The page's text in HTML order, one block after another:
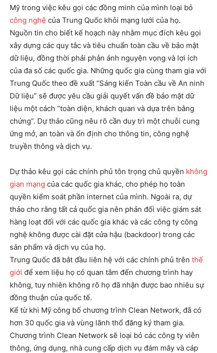
Mỹ trong việc kêu gọi các đồng minh của mình loại bỏ
công nghệ của Trung Quốc khỏi mạng lưới của họ.
Nguồn tin cho biết kế hoạch này nhằm mục đích kêu gọi
xây dựng các quy tắc và tiêu chuẩn toàn cầu về bảo mật
dữ liệu, đồng thời phải phản ánh nguyện vọng và lợi ích
của đa số các quốc gia. Những quốc gia cùng tham gia với
Trung Quốc theo đề xuất “Sáng kiến Toàn cầu về An ninh
Dữ liệu” sẽ được yêu cầu giải quyết vấn đề bảo mật dữ
liệu một cách “toàn diện, khách quan và dựa trên bằng
chứng”. Dự thảo cũng nêu rõ cần duy trì một chuỗi cung
ứng mở, an toàn và ổn định cho thông tin, công nghệ
truyền thông và dịch vụ.
Dự thảo kêu gọi các chính phủ tôn trọng chủ quyền không
gian mạng của các quốc gia khác, cho phép họ toàn
quyền kiểm soát phần internet của mình. Ngoài ra, dự
thảo cho rằng tất cả quốc gia nên phản đối việc giám sát
hàng loạt đối với các quốc gia khác và các công ty công
nghệ không được cài đặt cửa hậu (backdoor) trong các
sản phẩm và dịch vụ của họ.
Trung Quốc đã bắt đầu liên hệ với các chính phủ trên thế
giới để xem liệu họ có quan tâm đến chương trình hay
không, tuy nhiên không rõ họ đã nhận được bao nhiêu sự
đồng thuận của quốc tế.
Kể từ khi Mỹ công bố chương trình Clean Network, đã có
hơn 30 quốc gia và vùng lãnh thổ đăng ký tham gia.
Chương trình Clean Network sẽ loại bỏ các công ty viễn
thông, ứng dụng, nhà cung cấp dịch vụ đám mây và cáp